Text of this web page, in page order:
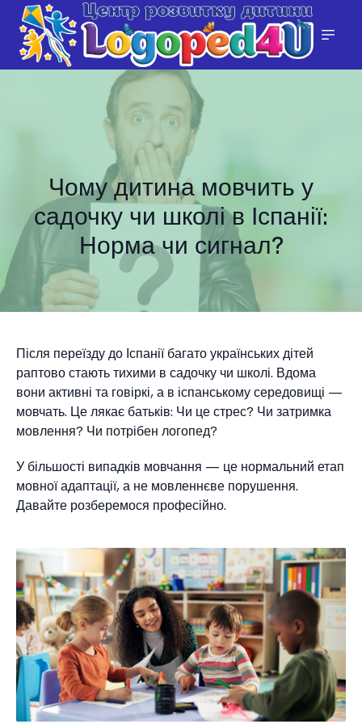
Чому дитина мовчить у
садочку чи школі в Іспанії:
Норма чи сигнал?
Після переїзду до Іспанії багато українських дітей
раптово стають тихими в садочку чи школі. Вдома
вони активні та говіркі, а в іспанському середовищі —
мовчать. Це лякає батьків: Чи це стрес? Чи затримка
мовлення? Чи потрібен логопед?
У більшості випадків мовчання — це нормальний етап
мовної адаптації, а не мовленнєве порушення.
Давайте розберемося професійно.